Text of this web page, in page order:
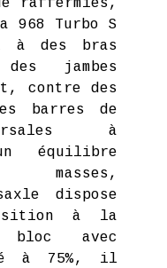
raffermies,
968 Turbo S
à des bras
jambes
contre des
barres de
à
équilibre
dispose
à la
avec
à 75%, il